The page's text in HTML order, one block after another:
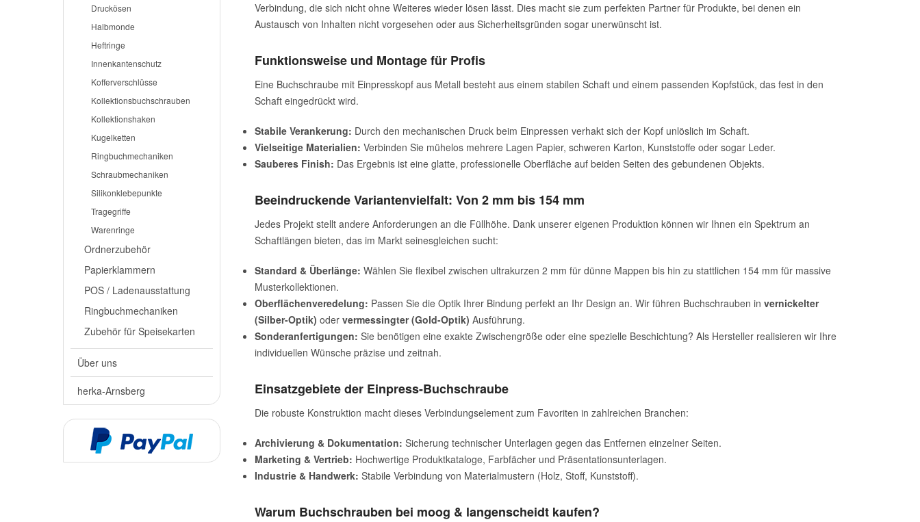
Druckösen
Halbmonde
Heftringe
Innenkantenschutz
Kofferverschlüsse
Kollektionsbuchschrauben
Kollektionshaken
Kugelketten
Ringbuchmechaniken
Schraubmechaniken
Silikonklebepunkte
Tragegriffe
Warenringe
Ordnerzubehör
Papierklammern
POS / Ladenausstattung
Ringbuchmechaniken
Zubehör für Speisekarten
Über uns
herka-Arnsberg
Verbindung, die sich nicht ohne Weiteres wieder lösen lässt. Dies macht sie zum perfekten Partner für Produkte, bei denen ein
Austausch von Inhalten nicht vorgesehen oder aus Sicherheitsgründen sogar unerwünscht ist.
Funktionsweise und Montage für Profis
Eine Buchschraube mit Einpresskopf aus Metall besteht aus einem stabilen Schaft und einem passenden Kopfstück, das fest in den
Schaft eingedrückt wird.
Stabile Verankerung: Durch den mechanischen Druck beim Einpressen verhakt sich der Kopf unlöslich im Schaft.
Vielseitige Materialien: Verbinden Sie mühelos mehrere Lagen Papier, schweren Karton, Kunststoffe oder sogar Leder.
Sauberes Finish: Das Ergebnis ist eine glatte, professionelle Oberfläche auf beiden Seiten des gebundenen Objekts.
Beeindruckende Variantenvielfalt: Von 2 mm bis 154 mm
Jedes Projekt stellt andere Anforderungen an die Füllhöhe. Dank unserer eigenen Produktion können wir Ihnen ein Spektrum an
Schaftlängen bieten, das im Markt seinesgleichen sucht:
Standard & Überlänge: Wählen Sie flexibel zwischen ultrakurzen 2 mm für dünne Mappen bis hin zu stattlichen 154 mm für massive
Musterkollektionen.
Oberflächenveredelung: Passen Sie die Optik Ihrer Bindung perfekt an Ihr Design an. Wir führen Buchschrauben in vernickelter
(Silber-Optik) oder vermessingter (Gold-Optik) Ausführung.
Sonderanfertigungen: Sie benötigen eine exakte Zwischengröße oder eine spezielle Beschichtung? Als Hersteller realisieren wir Ihre
individuellen Wünsche präzise und zeitnah.
Einsatzgebiete der Einpress-Buchschraube
Die robuste Konstruktion macht dieses Verbindungselement zum Favoriten in zahlreichen Branchen:
Archivierung & Dokumentation: Sicherung technischer Unterlagen gegen das Entfernen einzelner Seiten.
Marketing & Vertrieb: Hochwertige Produktkataloge, Farbfächer und Präsentationsunterlagen.
Industrie & Handwerk: Stabile Verbindung von Materialmustern (Holz, Stoff, Kunststoff).
Warum Buchschrauben bei moog & langenscheidt kaufen?